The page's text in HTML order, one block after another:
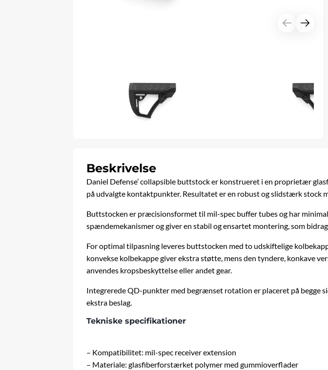
Beskrivelse
Daniel Defense’ collapsible buttstock er konstrueret i en proprietær
på udvalgte kontaktpunkter. Resultatet er en robust og slidstærk stock
Buttstocken er præcisionsformet til mil-spec buffer tubes og har
spændemekanismer og giver en stabil og ensartet montering, som
For optimal tilpasning leveres buttstocken med to udskiftelige
konvekse kolbekappe giver ekstra støtte, mens den tyndere, konkave
anvendes kropsbeskyttelse eller andet gear.
Integrerede QD-punkter med begrænset rotation er placeret på begge
ekstra beslag.
Tekniske specifikationer
– Kompatibilitet: mil-spec receiver extension
– Materiale: glasfiberforstærket polymer med gummioverflader